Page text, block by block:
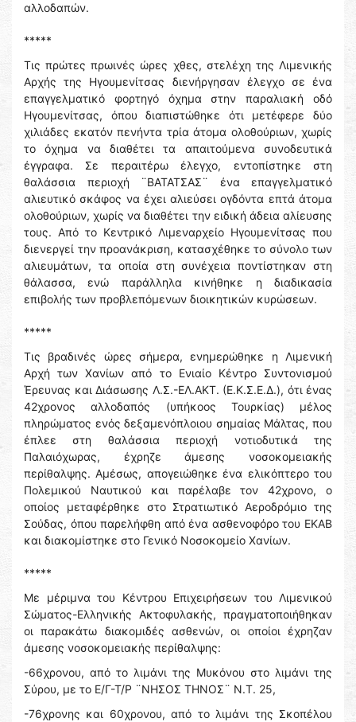
αλλοδαπών.
*****
Τις πρώτες πρωινές ώρες χθες, στελέχη της Λιμενικής
Αρχής της Ηγουμενίτσας διενήργησαν έλεγχο σε ένα
επαγγελματικό φορτηγό όχημα στην παραλιακή οδό
Ηγουμενίτσας, όπου διαπιστώθηκε ότι μετέφερε δύο
χιλιάδες εκατόν πενήντα τρία άτομα ολοθούριων, χωρίς
το όχημα να διαθέτει τα απαιτούμενα συνοδευτικά
έγγραφα. Σε περαιτέρω έλεγχο, εντοπίστηκε στη
θαλάσσια περιοχή ¨ΒΑΤΑΤΣΑΣ¨ ένα επαγγελματικό
αλιευτικό σκάφος να έχει αλιεύσει ογδόντα επτά άτομα
ολοθούριων, χωρίς να διαθέτει την ειδική άδεια αλίευσης
τους. Από το Κεντρικό Λιμεναρχείο Ηγουμενίτσας που
διενεργεί την προανάκριση, κατασχέθηκε το σύνολο των
αλιευμάτων, τα οποία στη συνέχεια ποντίστηκαν στη
θάλασσα, ενώ παράλληλα κινήθηκε η διαδικασία
επιβολής των προβλεπόμενων διοικητικών κυρώσεων.
*****
Τις βραδινές ώρες σήμερα, ενημερώθηκε η Λιμενική
Αρχή των Χανίων από το Ενιαίο Κέντρο Συντονισμού
Έρευνας και Διάσωσης Λ.Σ.-ΕΛ.ΑΚΤ. (Ε.Κ.Σ.Ε.Δ.), ότι ένας
42χρονος αλλοδαπός (υπήκοος Τουρκίας) μέλος
πληρώματος ενός δεξαμενόπλοιου σημαίας Μάλτας, που
έπλεε στη θαλάσσια περιοχή νοτιοδυτικά της
Παλαιόχωρας, έχρηζε άμεσης νοσοκομειακής
περίθαλψης. Αμέσως, απογειώθηκε ένα ελικόπτερο του
Πολεμικού Ναυτικού και παρέλαβε τον 42χρονο, ο
οποίος μεταφέρθηκε στο Στρατιωτικό Αεροδρόμιο της
Σούδας, όπου παρελήφθη από ένα ασθενοφόρο του ΕΚΑΒ
και διακομίστηκε στο Γενικό Νοσοκομείο Χανίων.
*****
Με μέριμνα του Κέντρου Επιχειρήσεων του Λιμενικού
Σώματος-Ελληνικής Ακτοφυλακής, πραγματοποιήθηκαν
οι παρακάτω διακομιδές ασθενών, οι οποίοι έχρηζαν
άμεσης νοσοκομειακής περίθαλψης:
-66χρονου, από το λιμάνι της Μυκόνου στο λιμάνι της
Σύρου, με το Ε/Γ-Τ/Ρ ¨ΝΗΣΟΣ ΤΗΝΟΣ¨ Ν.Τ. 25,
-76χρονης και 60χρονου, από το λιμάνι της Σκοπέλου